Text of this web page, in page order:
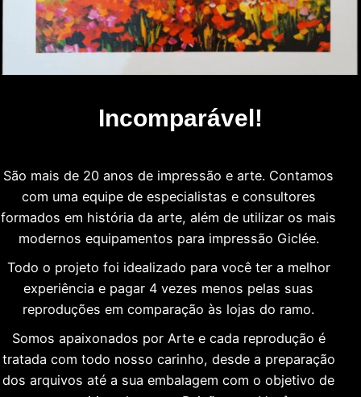
Incomparável!
São mais de 20 anos de impressão e arte. Contamos
com uma equipe de especialistas e consultores
formados em história da arte, além de utilizar os mais
modernos equipamentos para impressão Giclée.
Todo o projeto foi idealizado para você ter a melhor
experiência e pagar 4 vezes menos pelas suas
reproduções em comparação às lojas do ramo.
Somos apaixonados por Arte e cada reprodução é
tratada com todo nosso carinho, desde a preparação
dos arquivos até a sua embalagem com o objetivo de